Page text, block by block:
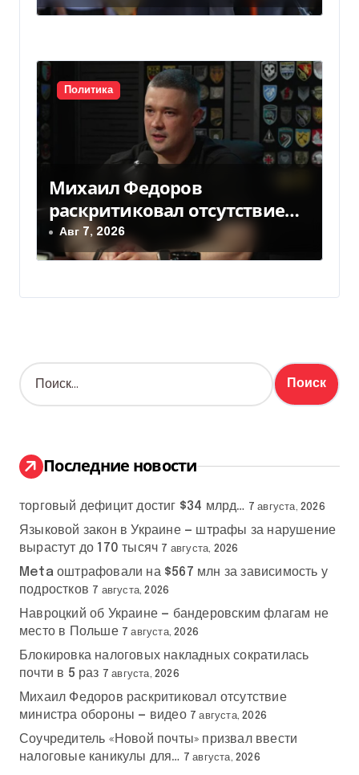
Политика
Михаил Федоров
раскритиковал отсутствие
министра обороны — видео
Авг 7, 2026
Н
а
:
Последние новости
торговый дефицит достиг $34 млрд… 7 августа, 2026
Языковой закон в Украине — штрафы за нарушение
вырастут до 170 тысяч 7 августа, 2026
Meta оштрафовали на $567 млн за зависимость у
подростков 7 августа, 2026
Навроцкий об Украине — бандеровским флагам не
место в Польше 7 августа, 2026
Блокировка налоговых накладных сократилась
почти в 5 раз 7 августа, 2026
Михаил Федоров раскритиковал отсутствие
министра обороны — видео 7 августа, 2026
Соучредитель «Новой почты» призвал ввести
налоговые каникулы для… 7 августа, 2026